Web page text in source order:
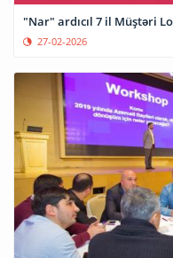
"Nar" ardıcıl 7 il Müştəri
27-02-2026